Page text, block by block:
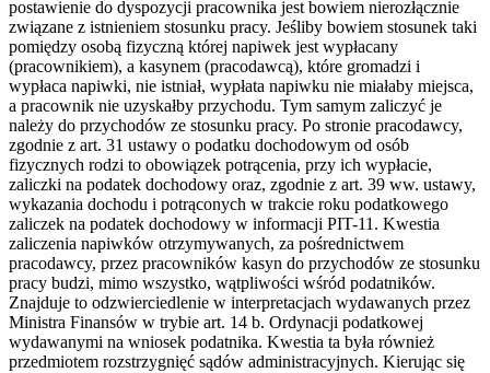
postawienie do dyspozycji pracownika jest bowiem nierozłącznie
związane z istnieniem stosunku pracy. Jeśliby bowiem stosunek taki
pomiędzy osobą fizyczną której napiwek jest wypłacany
(pracownikiem), a kasynem (pracodawcą), które gromadzi i
wypłaca napiwki, nie istniał, wypłata napiwku nie miałaby miejsca,
a pracownik nie uzyskałby przychodu. Tym samym zaliczyć je
należy do przychodów ze stosunku pracy. Po stronie pracodawcy,
zgodnie z art. 31 ustawy o podatku dochodowym od osób
fizycznych rodzi to obowiązek potrącenia, przy ich wypłacie,
zaliczki na podatek dochodowy oraz, zgodnie z art. 39 ww. ustawy,
wykazania dochodu i potrąconych w trakcie roku podatkowego
zaliczek na podatek dochodowy w informacji PIT-11. Kwestia
zaliczenia napiwków otrzymywanych, za pośrednictwem
pracodawcy, przez pracowników kasyn do przychodów ze stosunku
pracy budzi, mimo wszystko, wątpliwości wśród podatników.
Znajduje to odzwierciedlenie w interpretacjach wydawanych przez
Ministra Finansów w trybie art. 14 b. Ordynacji podatkowej
wydawanymi na wniosek podatnika. Kwestia ta była również
przedmiotem rozstrzygnięć sądów administracyjnych. Kierując się